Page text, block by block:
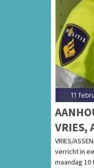
11
VRIES,
VRIES/
verricht in
maandag